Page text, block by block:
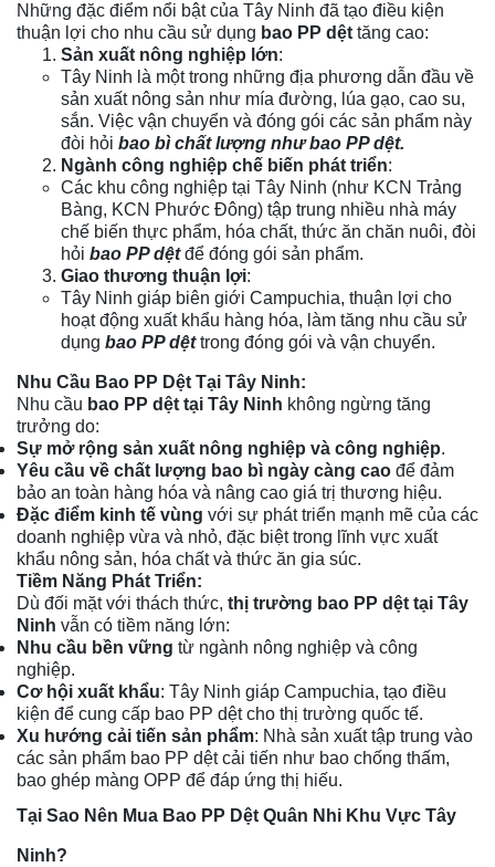
Những đặc điểm nổi bật của Tây Ninh đã tạo điều kiện
thuận lợi cho nhu cầu sử dụng bao PP dệt tăng cao:
Sản xuất nông nghiệp lớn:
Tây Ninh là một trong những địa phương dẫn đầu về
sản xuất nông sản như mía đường, lúa gạo, cao su,
sắn. Việc vận chuyển và đóng gói các sản phẩm này
đòi hỏi bao bì chất lượng như bao PP dệt.
Ngành công nghiệp chế biến phát triển:
Các khu công nghiệp tại Tây Ninh (như KCN Trảng
Bàng, KCN Phước Đông) tập trung nhiều nhà máy
chế biến thực phẩm, hóa chất, thức ăn chăn nuôi, đòi
hỏi bao PP dệtđể đóng gói sản phẩm.
Giao thương thuận lợi:
Tây Ninh giáp biên giới Campuchia, thuận lợi cho
hoạt động xuất khẩu hàng hóa, làm tăng nhu cầu sử
dụng bao PP dệttrong đóng gói và vận chuyển.
Nhu Cầu Bao PP Dệt Tại Tây Ninh:
Nhu cầu bao PP dệt tại Tây Ninh không ngừng tăng
trưởng do:
Sự mở rộng sản xuất nông nghiệp và công nghiệp.
Yêu cầu về chất lượng bao bì ngày càng cao để đảm
bảo an toàn hàng hóa và nâng cao giá trị thương hiệu.
Đặc điểm kinh tế vùng với sự phát triển mạnh mẽ của các
doanh nghiệp vừa và nhỏ, đặc biệt trong lĩnh vực xuất
khẩu nông sản, hóa chất và thức ăn gia súc.
Tiềm Năng Phát Triển:
Dù đối mặt với thách thức, thị trường bao PP dệt tại Tây
Ninh vẫn có tiềm năng lớn:
Nhu cầu bền vững từ ngành nông nghiệp và công
nghiệp.
Cơ hội xuất khẩu: Tây Ninh giáp Campuchia, tạo điều
kiện để cung cấp bao PP dệt cho thị trường quốc tế.
Xu hướng cải tiến sản phẩm: Nhà sản xuất tập trung vào
các sản phẩm bao PP dệt cải tiến như bao chống thấm,
bao ghép màng OPP để đáp ứng thị hiếu.
Tại Sao Nên Mua Bao PP Dệt Quân Nhi Khu Vực Tây
Ninh?